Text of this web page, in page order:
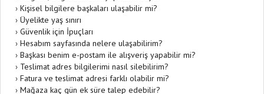
› Kişisel bilgilere başkaları ulaşabilir mi?
› Üyelikte yaş sınırı
› Güvenlik için İpuçları
› Hesabım sayfasında nelere ulaşabilirim?
› Başkası benim e-postam ile alışveriş yapabilir mi?
› Teslimat adres bilgilerimi nasıl silebilirim?
› Fatura ve teslimat adresi farklı olabilir mi?
› Mağaza kaç gün ek süre talep edebilir?